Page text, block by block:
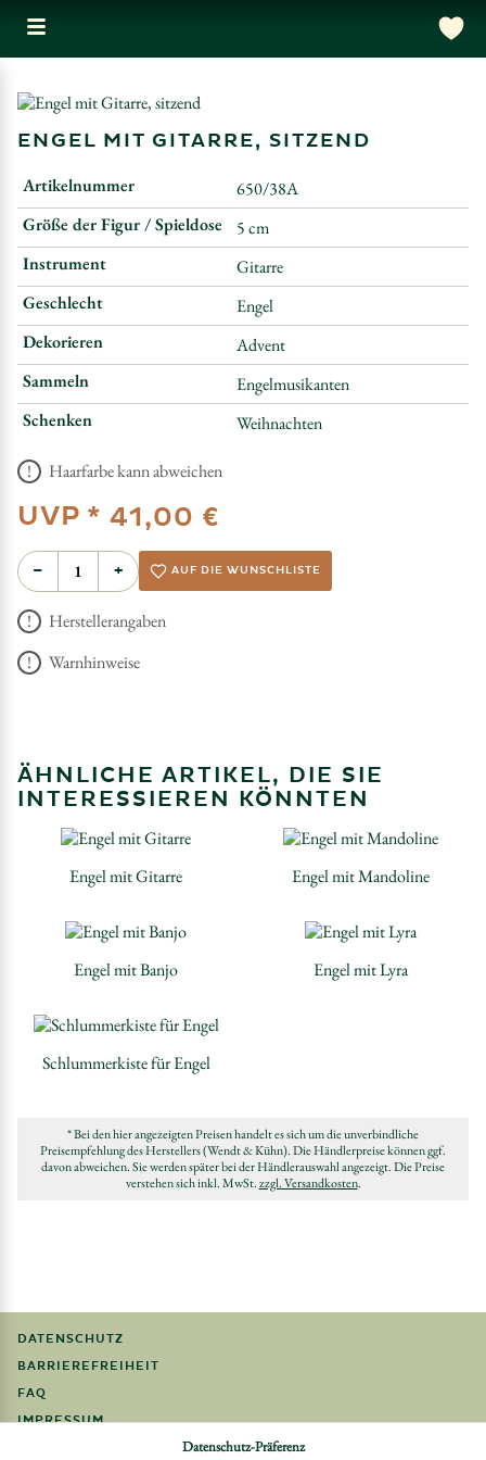
ENGEL MIT GITARRE, SITZEND
Artikelnummer
650/38A
Größe der Figur / Spieldose
5 cm
Instrument
Gitarre
Geschlecht
Engel
Dekorieren
Advent
Sammeln
Engelmusikanten
Schenken
Weihnachten
Haarfarbe kann abweichen
UVP * 41,00 €
− + AUF DIE WUNSCHLISTE
Herstellerangaben
Warnhinweise
ÄHNLICHE ARTIKEL, DIE SIE
INTERESSIEREN KÖNNTEN
Engel mit Gitarre Engel mit Mandoline
Engel mit Banjo Engel mit Lyra
Schlummerkiste für Engel
* Bei den hier angezeigten Preisen handelt es sich um die unverbindliche
Preisempfehlung des Herstellers (Wendt & Kühn). Die Händlerpreise können ggf.
davon abweichen. Sie werden später bei der Händlerauswahl angezeigt. Die Preise
verstehen sich inkl. MwSt.zzgl. Versandkosten.
DATENSCHUTZ
BARRIEREFREIHEIT
FAQ
IMPRESSUM
Datenschutz-Präferenz